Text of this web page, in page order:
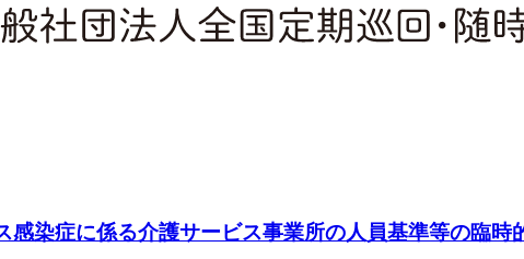
感染症に係る介護サービス事業所の人員基準等の臨